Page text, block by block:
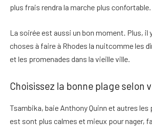
plus frais rendra la marche plus confortable.
La soirée est aussi un bon moment. Plus, il
choses à faire à Rhodes la nuitcomme les
et les promenades dans la vieille ville.
Choisissez la bonne plage selon
Tsambika, baie Anthony Quinn et autres les
est sont plus calmes et mieux pour nager,